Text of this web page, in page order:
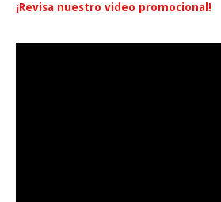
¡Revisa nuestro video promocional!